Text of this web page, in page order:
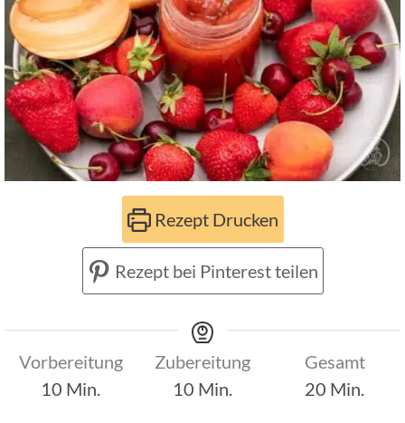
Rezept Drucken
Rezept bei Pinterest teilen
Vorbereitung
10 Minuten
Min.
Zubereitung
10 Minuten
Min.
Gesamt
20 Minuten
Min.